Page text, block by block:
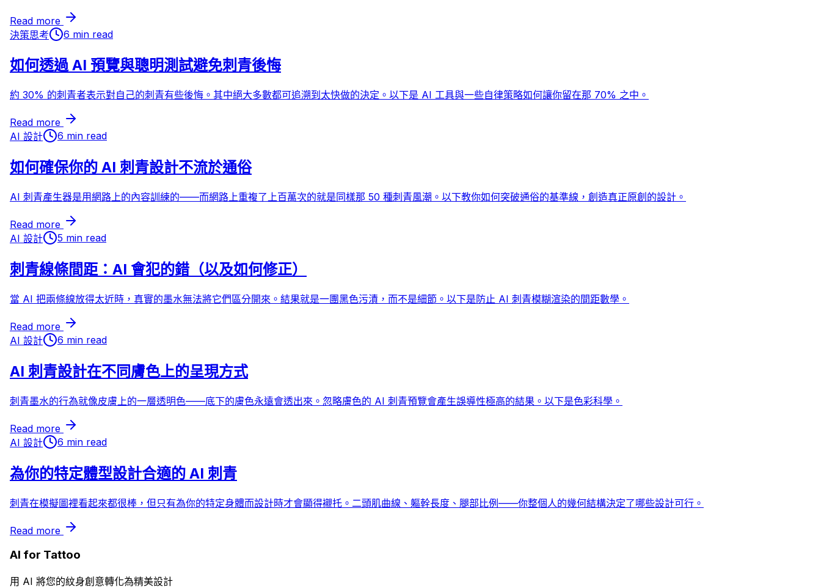
Read more
決策思考
6 min read
如何透過 AI 預覽與聰明測試避免刺青後悔
約 30% 的刺青者表示對自己的刺青有些後悔。其中絕大多數都可追溯到太快做的決定。以下是 AI 工具與一些自律策略如何讓你留在那 70% 之中。
Read more
AI 設計
6 min read
如何確保你的 AI 刺青設計不流於通俗
AI 刺青產生器是用網路上的內容訓練的——而網路上重複了上百萬次的就是同樣那 50 種刺青風潮。以下教你如何突破通俗的基準線，創造真正原創的設計。
Read more
AI 設計
5 min read
刺青線條間距：AI 會犯的錯（以及如何修正）
當 AI 把兩條線放得太近時，真實的墨水無法將它們區分開來。結果就是一團黑色污漬，而不是細節。以下是防止 AI 刺青模糊渲染的間距數學。
Read more
AI 設計
6 min read
AI 刺青設計在不同膚色上的呈現方式
刺青墨水的行為就像皮膚上的一層透明色——底下的膚色永遠會透出來。忽略膚色的 AI 刺青預覽會產生誤導性極高的結果。以下是色彩科學。
Read more
AI 設計
6 min read
為你的特定體型設計合適的 AI 刺青
刺青在模擬圖裡看起來都很棒，但只有為你的特定身體而設計時才會顯得襯托。二頭肌曲線、軀幹長度、腿部比例——你整個人的幾何結構決定了哪些設計可行。
Read more
AI for Tattoo
用 AI 將您的紋身創意轉化為精美設計